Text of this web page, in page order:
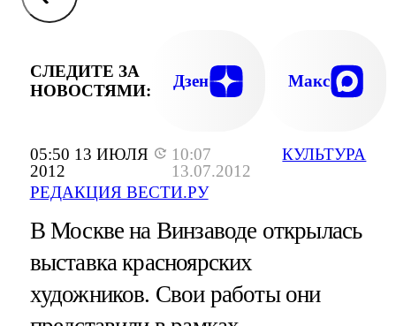
05:50 13 ИЮЛЯ
2012
10:07
13.07.2012
РЕДАКЦИЯ ВЕСТИ.РУ
КУЛЬТУРА
СЛЕДИТЕ ЗА
НОВОСТЯМИ:
Дзен Макс
В Москве на Винзаводе открылась
выставка красноярских
художников. Свои работы они